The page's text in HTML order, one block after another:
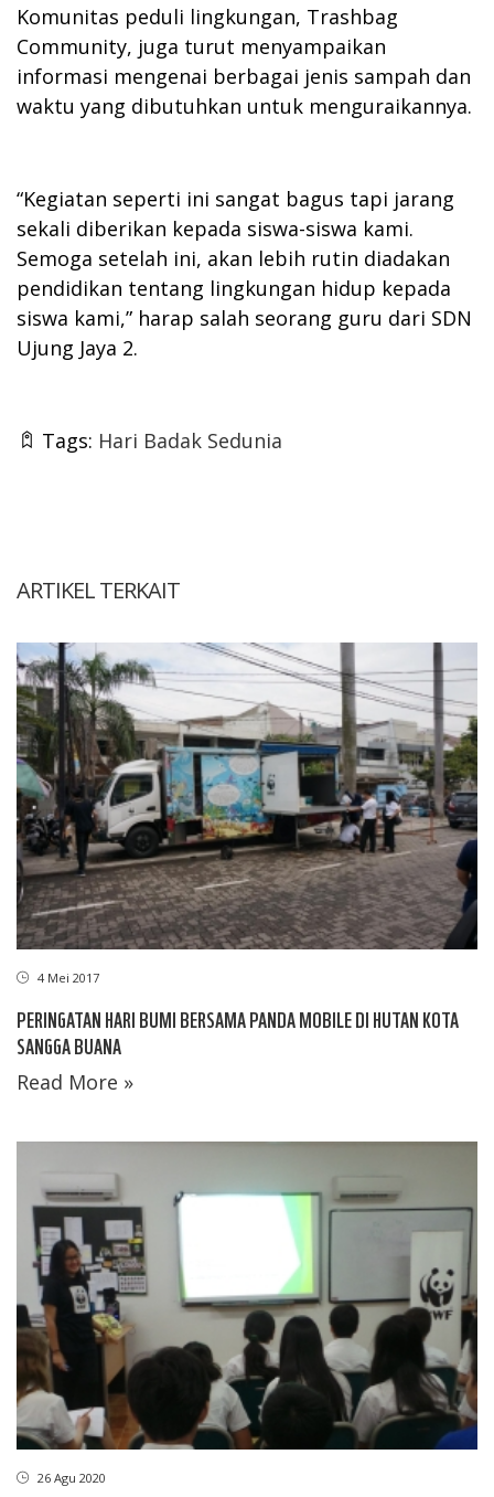
Komunitas peduli lingkungan, Trashbag
Community, juga turut menyampaikan
informasi mengenai berbagai jenis sampah dan
waktu yang dibutuhkan untuk menguraikannya.
“Kegiatan seperti ini sangat bagus tapi jarang
sekali diberikan kepada siswa-siswa kami.
Semoga setelah ini, akan lebih rutin diadakan
pendidikan tentang lingkungan hidup kepada
siswa kami,” harap salah seorang guru dari SDN
Ujung Jaya 2.
Tags: Hari Badak Sedunia
ARTIKEL TERKAIT
4 Mei 2017
PERINGATAN HARI BUMI BERSAMA PANDA MOBILE DI HUTAN KOTA
SANGGA BUANA
Read More »
26 Agu 2020